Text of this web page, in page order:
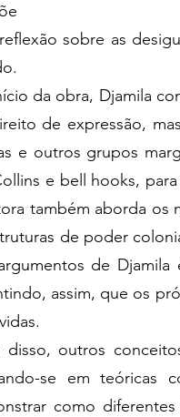
sobre as
da obra, Djamila
de expressão,
e outros grupos
e bell hooks,
também aborda os
de poder
de Djamila
assim, que os
disso, outros
se em teóricas
como